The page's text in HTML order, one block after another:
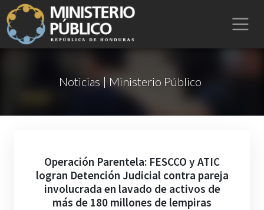
Noticias | Ministerio Público
Operación Parentela: FESCCO y ATIC
logran Detención Judicial contra pareja
involucrada en lavado de activos de
más de 180 millones de lempiras